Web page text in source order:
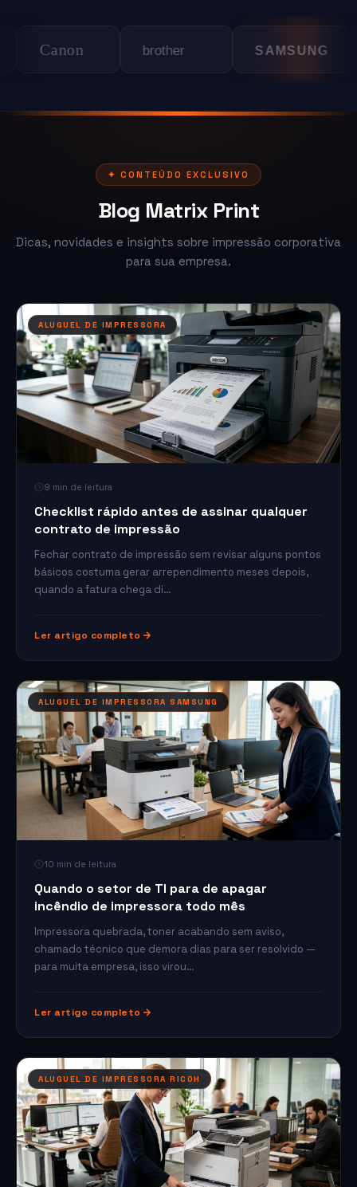
SAMSUNG
✦ CONTEÚDO EXCLUSIVO
Blog Matrix Print
Dicas, novidades e insights sobre impressão corporativa
para sua empresa.
ALUGUEL DE IMPRESSORA
9 min de leitura
Checklist rápido antes de assinar qualquer
contrato de impressão
Fechar contrato de impressão sem revisar alguns pontos
básicos costuma gerar arrependimento meses depois,
quando a fatura chega di…
Ler artigo completo
ALUGUEL DE IMPRESSORA SAMSUNG
10 min de leitura
Quando o setor de TI para de apagar
incêndio de impressora todo mês
Impressora quebrada, toner acabando sem aviso,
chamado técnico que demora dias para ser resolvido —
para muita empresa, isso virou…
Ler artigo completo
ALUGUEL DE IMPRESSORA RICOH